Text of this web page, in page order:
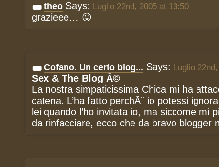
theo Says: Luglio 22nd, 2005 at 13:50
grazieee… 😛
Cofano. Un certo blog... Says: Luglio
Sex & The Blog Â©
La nostra simpaticissima Chica mi ha
catena. L’ha fatto perchÃ¨ io potessi
lei quando l’ho invitata io, ma siccome mi
da rinfacciare, ecco che da bravo blogger